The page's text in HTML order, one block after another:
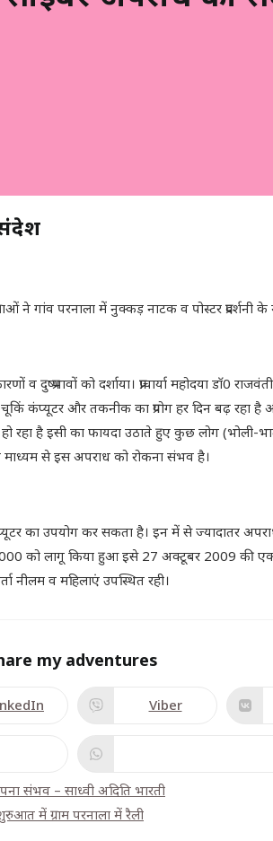
ने गांव परनाला में नुक्कड़ नाटक व पोस्टर
को दर्शाया। प्राचार्या महोदया डाॅ0
कंप्यूटर और तकनीक का प्रयोग हर दिन बढ़ रहा
है इसी का फायदा उठाते हुए कुछ लोग (भोली-
से इस अपराध को रोकना संभव है।
का उपयोग कर सकता है। इन में से ज्यादातर
किया हुआ इसे 27 अक्टूबर 2009 की एक घोषणा
नीलम व महिलाएं उपस्थित रही।
my adventures
Viber
संभव – साध्वी अदिति भारती
में ग्राम परनाला में रैली